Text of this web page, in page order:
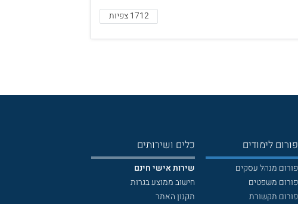
1712 צפיות
פורום לימודים
פורום מנהל עסקים
פורום משפטים
פורום תקשורת
כלים ושירותים
שירות אישי חינם
חישוב ממוצע בגרות
תקנון האתר